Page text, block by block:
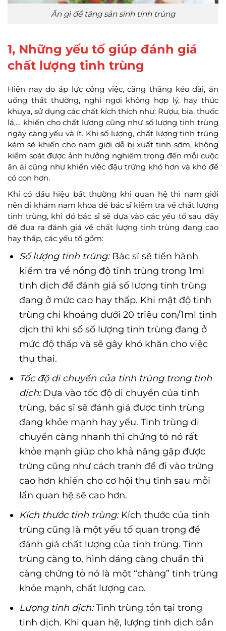
Ăn gì để tăng sản sinh tinh trùng
1, Những yếu tố giúp đánh giá
chất lượng tinh trùng
Hiện nay do áp lực công việc, căng thẳng kéo dài, ăn
uống thất thường, nghỉ ngơi không hợp lý, hay thức
khuya, sử dụng các chất kích thích như: Rượu, bia, thuốc
lá,… khiến cho chất lượng cũng như số lượng tinh trùng
ngày càng yếu và ít. Khi số lượng, chất lượng tinh trùng
kém sẽ khiến cho nam giới dễ bị xuất tinh sớm, không
kiểm soát được ảnh hưởng nghiêm trọng đến mỗi cuộc
ân ái cũng như khiến việc đậu trứng khó hơn và khó để
có con hơn.
Khi có dấu hiệu bất thường khi quan hệ thì nam giới
nên đi khám nam khoa để bác sĩ kiểm tra về chất lượng
tinh trùng, khi đó bác sĩ sẽ dựa vào các yếu tố sau đây
để đưa ra đánh giá về chất lượng tinh trùng đang cao
hay thấp, các yếu tố gồm:
Số lượng tinh trùng:Bác sĩ sẽ tiến hành
kiểm tra về nồng độ tinh trùng trong 1ml
tinh dịch để đánh giá số lượng tinh trùng
đang ở mức cao hay thấp. Khi mật độ tinh
trùng chỉ khoảng dưới 20 triệu con/1ml tinh
dịch thì khi số số lượng tinh trùng đang ở
mức độ thấp và sẽ gây khó khăn cho việc
thụ thai.
Tốc độ di chuyển của tinh trùng trong tinh
dịch:Dựa vào tốc độ di chuyển của tinh
trùng, bác sĩ sẽ đánh giá được tinh trùng
đang khỏe mạnh hay yếu. Tinh trùng di
chuyển càng nhanh thì chứng tỏ nó rất
khỏe mạnh giúp cho khả năng gặp được
trứng cũng như cách tranh để đi vào trứng
cao hơn khiến cho cơ hội thụ tinh sau mỗi
lần quan hệ sẽ cao hơn.
Kích thước tinh trùng:Kích thước của tinh
trùng cũng là một yếu tố quan trọng để
đánh giá chất lượng của tinh trùng. Tinh
trùng càng to, hình dáng càng chuẩn thì
càng chứng tỏ nó là một “chàng” tinh trùng
khỏe mạnh, chất lượng cao.
Lượng tinh dịch:Tinh trùng tồn tại trong
tinh dịch. Khi quan hệ, lượng tinh dịch bắn